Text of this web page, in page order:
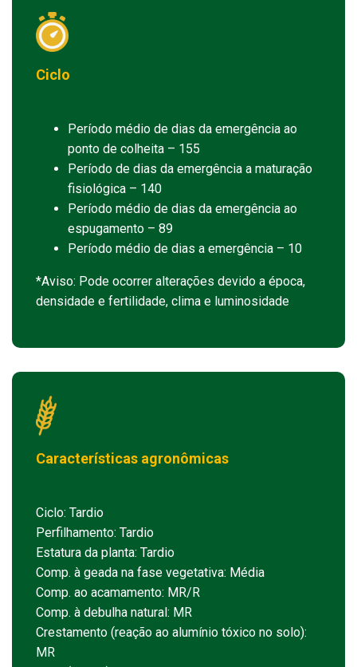
Ciclo
Período médio de dias da emergência ao
ponto de colheita – 155
Período de dias da emergência a maturação
fisiológica – 140
Período médio de dias da emergência ao
espugamento – 89
Período médio de dias a emergência – 10
*Aviso: Pode ocorrer alterações devido a época,
densidade e fertilidade, clima e luminosidade
Características agronômicas
Ciclo: Tardio
Perfilhamento: Tardio
Estatura da planta: Tardio
Comp. à geada na fase vegetativa: Média
Comp. ao acamamento: MR/R
Comp. à debulha natural: MR
Crestamento (reação ao alumínio tóxico no solo):
MR